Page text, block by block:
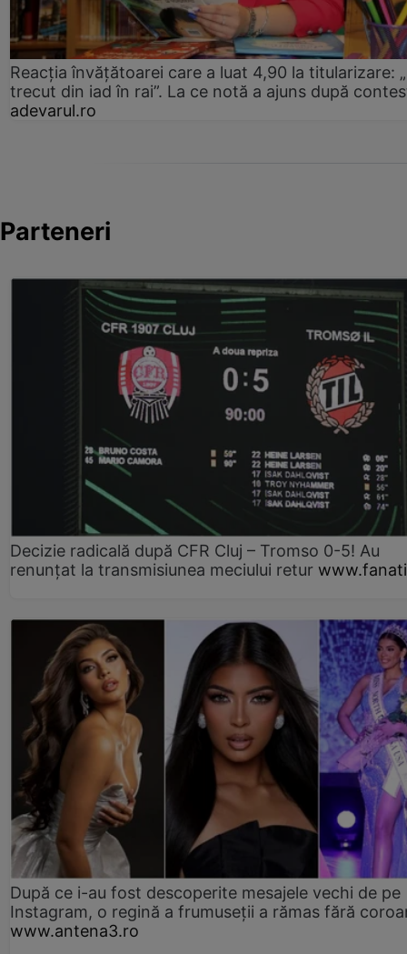
Reacția învățătoarei care a luat 4,90 la titularizare:
trecut din iad în rai”. La ce notă a ajuns după
adevarul.ro
Parteneri
Decizie radicală după CFR Cluj – Tromso 0-5! Au
renunțat la transmisiunea meciului retur
După ce i-au fost descoperite mesajele vechi de pe
Instagram, o regină a frumuseții a rămas fără
www.antena3.ro